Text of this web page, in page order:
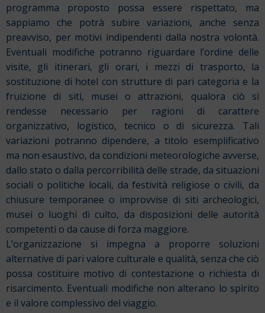
programma proposto possa essere rispettato, ma
sappiamo che potrà subire variazioni, anche senza
preavviso, per motivi indipendenti dalla nostra volontà.
Eventuali modifiche potranno riguardare l’ordine delle
visite, gli itinerari, gli orari, i mezzi di trasporto, la
sostituzione di hotel con strutture di pari categoria e la
fruizione di siti, musei o attrazioni, qualora ciò si
rendesse necessario per ragioni di carattere
organizzativo, logistico, tecnico o di sicurezza. Tali
variazioni potranno dipendere, a titolo esemplificativo
ma non esaustivo, da condizioni meteorologiche avverse,
dallo stato o dalla percorribilità delle strade, da situazioni
sociali o politiche locali, da festività religiose o civili, da
chiusure temporanee o improvvise di siti archeologici,
musei o luoghi di culto, da disposizioni delle autorità
competenti o da cause di forza maggiore.
L’organizzazione si impegna a proporre soluzioni
alternative di pari valore culturale e qualità, senza che ciò
possa costituire motivo di contestazione o richiesta di
risarcimento. Eventuali modifiche non alterano lo spirito
e il valore complessivo del viaggio.